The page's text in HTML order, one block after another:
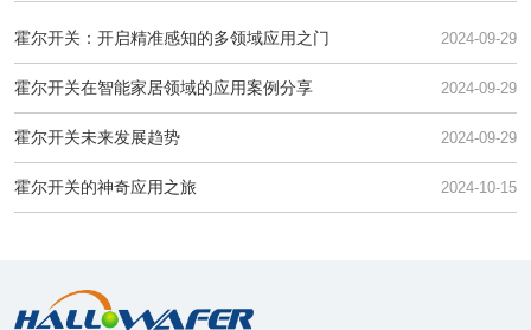
2024-09-29
霍尔开关：开启精准感知的多领域应用之门
2024-09-29
霍尔开关在智能家居领域的应用案例分享
2024-09-29
霍尔开关未来发展趋势
2024-10-15
霍尔开关的神奇应用之旅